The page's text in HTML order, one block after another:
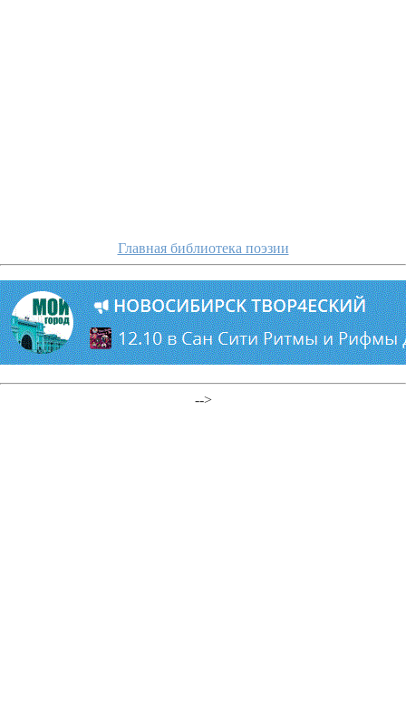
Главная библиотека поэзии
-->